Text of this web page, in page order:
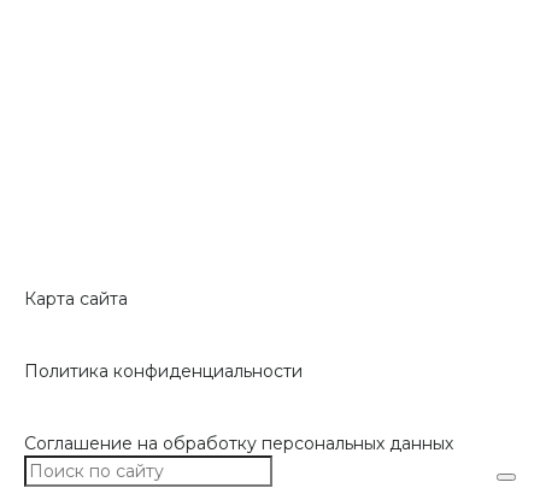
Карта сайта
Политика конфиденциальности
Соглашение на обработку персональных данных